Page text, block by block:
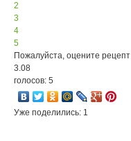
2
3
4
5
Пожалуйста, оцените рецепт
3.08
голосов: 5
Уже поделились: 1